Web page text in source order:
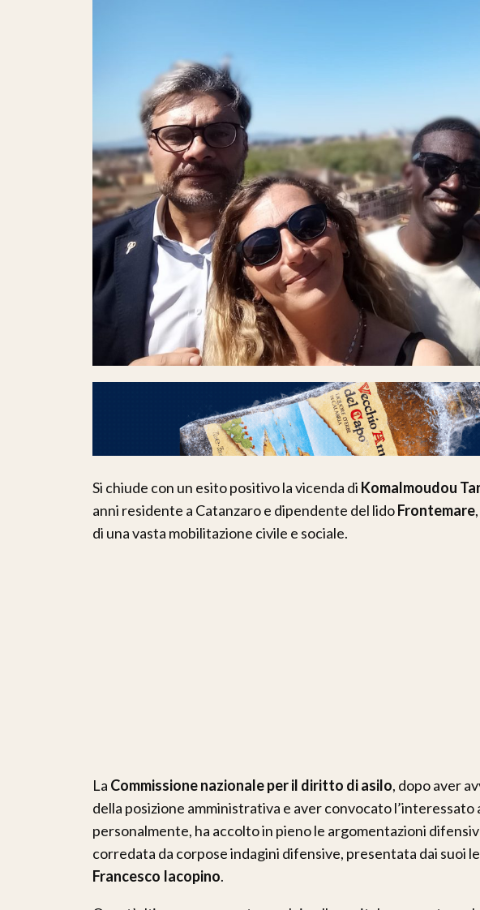
Si chiude con un esito positivo la vicenda di Komalmoudou
anni residente a Catanzaro e dipendente del lidoFrontemare
di una vasta mobilitazione civile e sociale.
La Commissione nazionale per il diritto di asilo, dopo aver
della posizione amministrativa e aver convocato l’interessato
personalmente, ha accolto in pieno le argomentazioni
corredata da corpose indagini difensive, presentata dai suoi
Francesco Iacopino.